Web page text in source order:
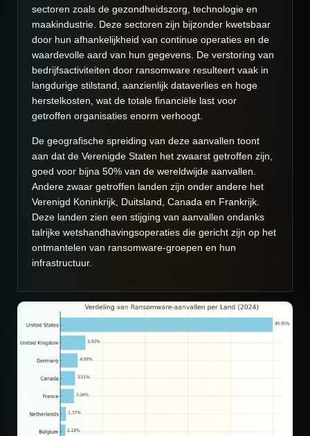
sectoren zoals de gezondheidszorg, technologie en
maakindustrie. Deze sectoren zijn bijzonder kwetsbaar
door hun afhankelijkheid van continue operaties en de
waardevolle aard van hun gegevens. De verstoring van
bedrijfsactiviteiten door ransomware resulteert vaak in
langdurige stilstand, aanzienlijk dataverlies en hoge
herstelkosten, wat de totale financiële last voor
getroffen organisaties enorm verhoogt.
De geografische spreiding van deze aanvallen toont
aan dat de Verenigde Staten het zwaarst getroffen zijn,
goed voor bijna 50% van de wereldwijde aanvallen.
Andere zwaar getroffen landen zijn onder andere het
Verenigd Koninkrijk, Duitsland, Canada en Frankrijk.
Deze landen zien een stijging van aanvallen ondanks
talrijke wetshandhavingsoperaties die gericht zijn op het
ontmantelen van ransomware-groepen en hun
infrastructuur.